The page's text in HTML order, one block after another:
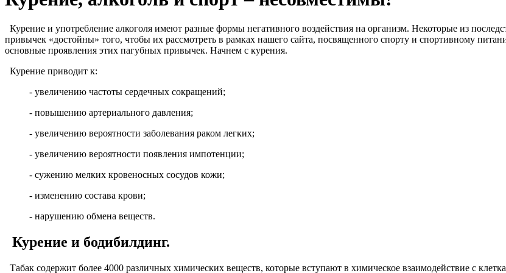
Курение и употребление алкоголя имеют разные формы негативного воздействия на организм. Некоторые из
привычек «достойны» того, чтобы их рассмотреть в рамках нашего сайта, посвященного спорту и спортивному
основные проявления этих пагубных привычек. Начнем с курения.
Курение приводит к:
- увеличению частоты сердечных сокращений;
- повышению артериального давления;
- увеличению вероятности заболевания раком легких;
- увеличению вероятности появления импотенции;
- сужению мелких кровеносных сосудов кожи;
- изменению состава крови;
- нарушению обмена веществ.
Курение и бодибилдинг.
Табак содержит более 4000 различных химических веществ, которые вступают в химическое взаимодействие с